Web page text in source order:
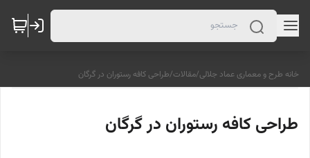
خانه طرح و معماری عماد جلالی/مقالات/طراحی کافه رستوران در گرگان
طراحی کافه رستوران در گرگان